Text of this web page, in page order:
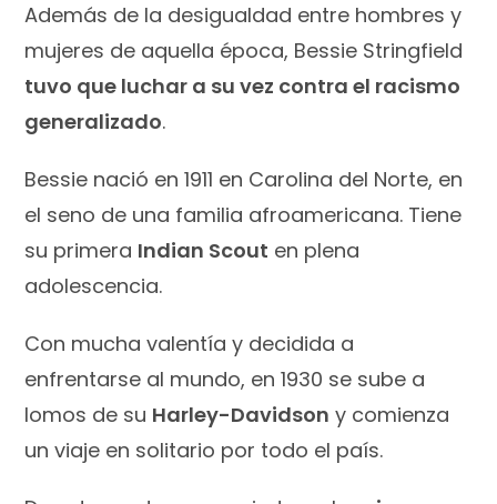
Además de la desigualdad entre hombres y
mujeres de aquella época, Bessie Stringfield
tuvo que luchar a su vez contra el racismo
generalizado.
Bessie nació en 1911 en Carolina del Norte, en
el seno de una familia afroamericana. Tiene
su primera Indian Scout en plena
adolescencia.
Con mucha valentía y decidida a
enfrentarse al mundo, en 1930 se sube a
lomos de su Harley-Davidson y comienza
un viaje en solitario por todo el país.